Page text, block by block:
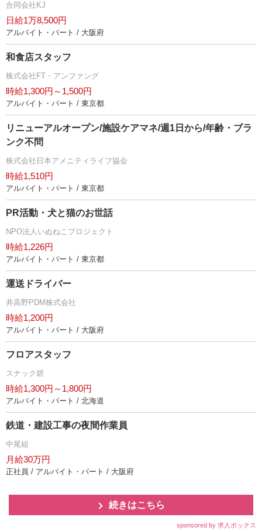
合同会社KJ
日給1万8,500円
アルバイト・パート / 大阪府
和食店スタッフ
株式会社FT・アンファング
時給1,300円～1,500円
アルバイト・パート / 東京都
リニューアルオープン/施設ケアマネ/週1日から/年齢・ブラ
ンク不問
株式会社日本アメニティライフ協会
時給1,510円
アルバイト・パート / 東京都
PR活動・犬と猫のお世話
NPO法人いぬねこプロジェクト
時給1,226円
アルバイト・パート / 東京都
運送ドライバー
井高野PDM株式会社
時給1,200円
アルバイト・パート / 大阪府
フロアスタッフ
スナック碧
時給1,300円～1,800円
アルバイト・パート / 北海道
鉄道・建設工事の夜間作業員
中尾組
月給30万円
正社員 / アルバイト・パート / 大阪府
続きはこちら
sponsored by 求人ボックス